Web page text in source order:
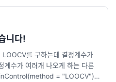
니다!
LOOCV를 구하는데 결정계수가
계수가 여러개 나오게 하는 다른
= "LOOCV")